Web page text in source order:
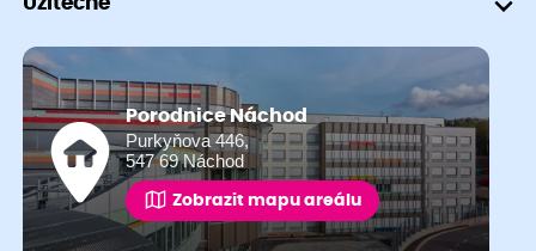
Porodnice Náchod
Purkyňova 446,
547 69 Náchod
Zobrazit mapu areálu